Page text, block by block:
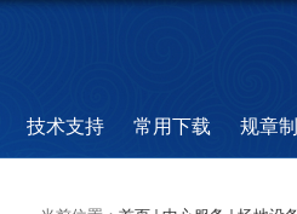
技术支持 常用下载 规章